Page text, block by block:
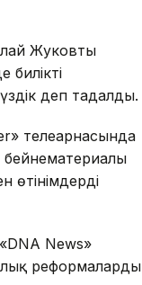
Жуковтың
деп таңдалды.
телеарнасында
News»
реформалардың